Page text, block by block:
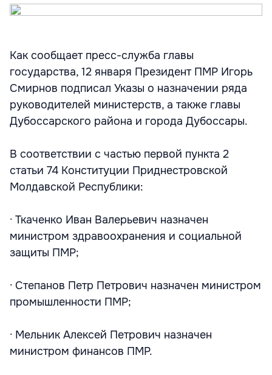
Как сообщает пресс-служба главы
государства, 12 января Президент ПМР Игорь
Смирнов подписал Указы о назначении ряда
руководителей министерств, а также главы
Дубоссарского района и города Дубоссары.
В соответствии с частью первой пункта 2
статьи 74 Конституции Приднестровской
Молдавской Республики:
· Ткаченко Иван Валерьевич назначен
министром здравоохранения и социальной
защиты ПМР;
· Степанов Петр Петрович назначен министром
промышленности ПМР;
· Мельник Алексей Петрович назначен
министром финансов ПМР.